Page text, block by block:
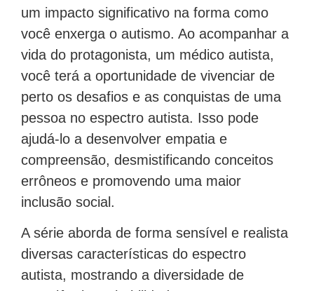
um impacto significativo na forma como
você enxerga o autismo. Ao acompanhar a
vida do protagonista, um médico autista,
você terá a oportunidade de vivenciar de
perto os desafios e as conquistas de uma
pessoa no espectro autista. Isso pode
ajudá-lo a desenvolver empatia e
compreensão, desmistificando conceitos
errôneos e promovendo uma maior
inclusão social.
A série aborda de forma sensível e realista
diversas características do espectro
autista, mostrando a diversidade de